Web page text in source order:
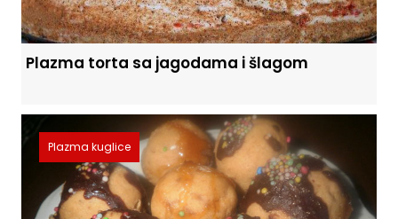
Plazma torta sa jagodama i šlagom
Plazma kuglice